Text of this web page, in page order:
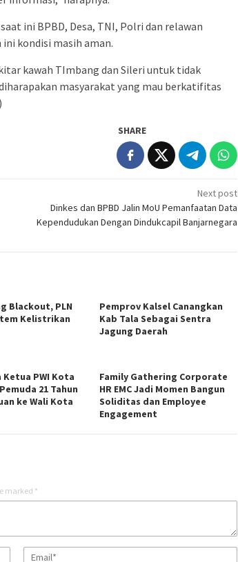
ini BPBD, Desa, TNI, Polri dan relawan
kondisi masih aman.
kawah TImbang dan Sileri untuk tidak
masyarakat yang mau berkatifitas
SHARE
Next post
Dinkes dan BPBD Jalin MoU Pemanfaatan Data
Kependudukan Dengan Dindukcapil Banjarnegara
Blackout, PLN
Kelistrikan
Pemprov Kalsel Canangkan
Kab Tala Sebagai Sentra
Jagung Daerah
Ketua PWI Kota
21 Tahun
ke Wali Kota
Family Gathering Corporate
HR EMC Jadi Momen Bangun
Soliditas dan Employee
Engagement
marked *